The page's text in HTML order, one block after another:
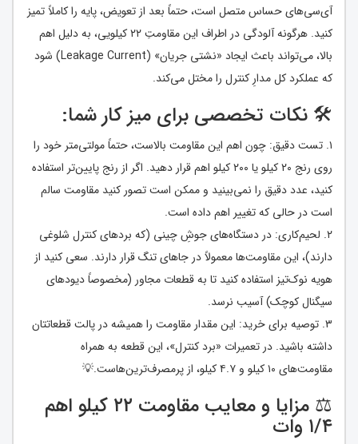
آی‌سی‌های حساس متصل است، حتماً بعد از تعویض، پایه را کاملاً تمیز
کنید. هرگونه آلودگی در اطراف این مقاومتِ ۲۲ کیلویی، به دلیل اهم
بالا، می‌تواند باعث ایجاد «نشتی جریان» (Leakage Current) شود
که عملکرد کل مدارِ کنترل را مختل می‌کند.
🛠️ نکات تخصصی برای میز کار شما:
۱. تست دقیق: چون اهم این مقاومت بالاست، حتماً مولتی‌متر خود را
روی رنج ۲۰ کیلو یا ۲۰۰ کیلو اهم قرار دهید. اگر از رنج پایین‌تر استفاده
کنید، عدد دقیق را نمی‌بینید و ممکن است تصور کنید مقاومت سالم
است در حالی که تغییر اهم داده است.
۲. لحیم‌کاری: در دستگاه‌های جوشِ چینی (که بردهای کنترل شلوغی
دارند)، این مقاومت‌ها معمولاً در جاهای تنگ قرار دارند. سعی کنید از
هویه نوک‌تیز استفاده کنید تا به قطعات مجاور (مخصوصاً دیودهای
سیگنال کوچک) آسیب نرسد.
۳. توصیه برای خرید: این مقدار مقاومت را همیشه در پالت قطعاتتان
داشته باشید. در تعمیرات «برد کنترل»، این قطعه به همراه
مقاومت‌های ۱۰ کیلو و ۴.۷ کیلو، از پرمصرف‌ترین‌هاست.💡
⚖️ مزایا و معایب مقاومت ۲۲ کیلو اهم
۱/۴ وات